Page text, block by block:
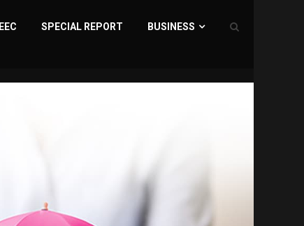
EEC SPECIAL REPORT BUSINESS